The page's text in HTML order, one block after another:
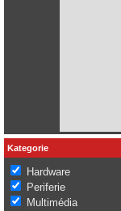
Kategorie
Hardware
Periferie
Multimédia